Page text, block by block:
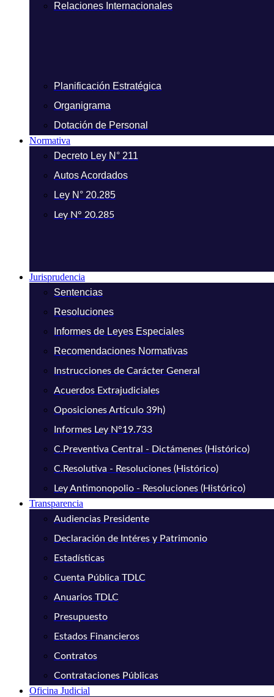
Relaciones Internacionales
Planificación Estratégica
Organigrama
Dotación de Personal
Normativa
Decreto Ley N° 211
Autos Acordados
Ley N° 20.285
Ley N° 20.285
Jurisprudencia
Sentencias
Resoluciones
Informes de Leyes Especiales
Recomendaciones Normativas
Instrucciones de Carácter General
Acuerdos Extrajudiciales
Oposiciones Artículo 39h)
Informes Ley N°19.733
C.Preventiva Central - Dictámenes (Histórico)
C.Resolutiva - Resoluciones (Histórico)
Ley Antimonopolio - Resoluciones (Histórico)
Transparencia
Audiencias Presidente
Declaración de Intéres y Patrimonio
Estadísticas
Cuenta Pública TDLC
Anuarios TDLC
Presupuesto
Estados Financieros
Contratos
Contrataciones Públicas
Oficina Judicial